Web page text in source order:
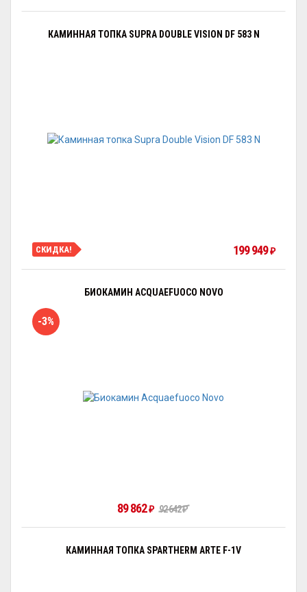
КАМИННАЯ ТОПКА SUPRA DOUBLE VISION DF 583 N
СКИДКА! 199 949₽
БИОКАМИН ACQUAEFUOCO NOVO
-3%
89 862₽ 92 642₽
КАМИННАЯ ТОПКА SPARTHERM ARTE F-1V